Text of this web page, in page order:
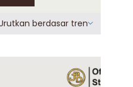
berdasar tren